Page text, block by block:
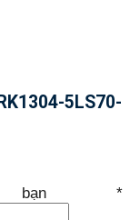
5LS70-
bạn *